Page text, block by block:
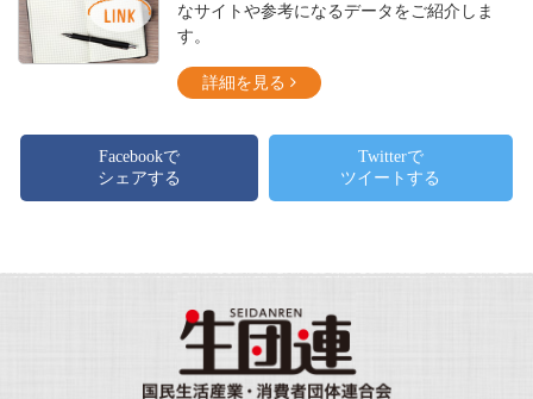
なサイトや参考になるデータをご紹介しま
す。
詳細を見る
Facebookで
シェアする
Twitterで
ツイートする